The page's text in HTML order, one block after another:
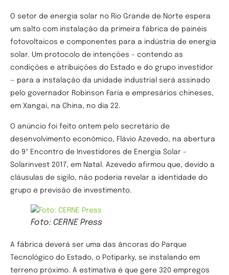
O setor de energia solar no Rio Grande de Norte espera
um salto com instalação da primeira fábrica de painéis
fotovoltaicos e componentes para a indústria de energia
solar. Um protocolo de intenções – contendo as
condições e atribuições do Estado e do grupo investidor
— para a instalação da unidade industrial será assinado
pelo governador Robinson Faria e empresários chineses,
em Xangai, na China, no dia 22.
O anúncio foi feito ontem pelo secretário de
desenvolvimento econômico, Flávio Azevedo, na abertura
do 9ª Encontro de Investidores de Energia Solar –
Solarinvest 2017, em Natal. Azevedo afirmou que, devido a
cláusulas de sigilo, não poderia revelar a identidade do
grupo e previsão de investimento.
Foto: CERNE Press
A fábrica deverá ser uma das âncoras do Parque
Tecnológico do Estado, o Potiparky, se instalando em
terreno próximo. A estimativa é que gere 320 empregos